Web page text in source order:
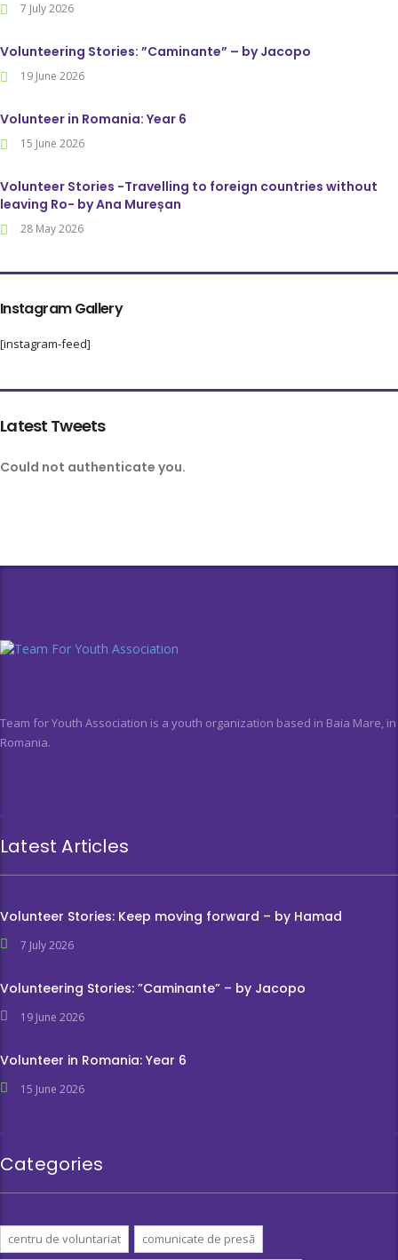
7 July 2026
Volunteering Stories: ”Caminante” – by Jacopo
19 June 2026
Volunteer in Romania: Year 6
15 June 2026
Volunteer Stories -Travelling to foreign countries without
leaving Ro- by Ana Mureșan
28 May 2026
Instagram Gallery
[instagram-feed]
Latest Tweets
Could not authenticate you.
Team for Youth Association is a youth organization based in Baia Mare, in
Romania.
Latest Articles
Volunteer Stories: Keep moving forward – by Hamad
7 July 2026
Volunteering Stories: ”Caminante” – by Jacopo
19 June 2026
Volunteer in Romania: Year 6
15 June 2026
Categories
centru de voluntariat comunicate de presă